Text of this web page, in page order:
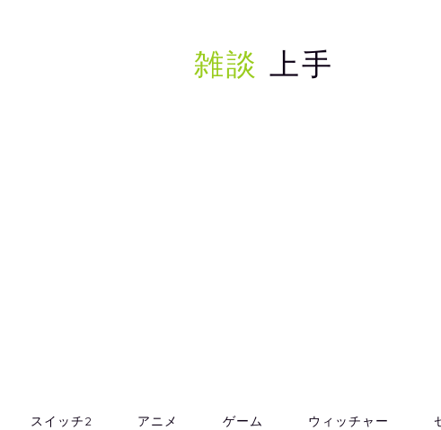
雑談 上手
スイッチ2 アニメ ゲーム ウィッチャー